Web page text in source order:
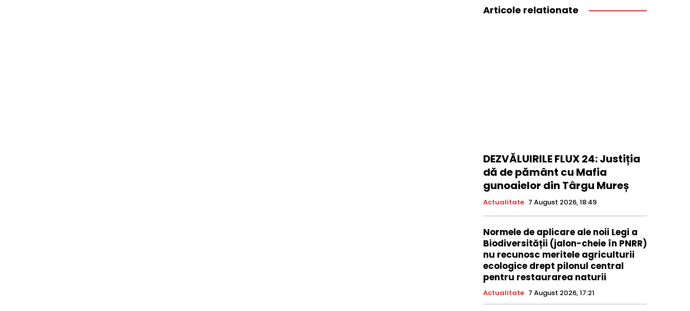
Articole relationate
DEZVĂLUIRILE FLUX 24: Justiția
dă de pământ cu Mafia
gunoaielor din Târgu Mureș
Actualitate 7 August 2026, 18:49
Normele de aplicare ale noii Legi a
Biodiversității (jalon-cheie în PNRR)
nu recunosc meritele agriculturii
ecologice drept pilonul central
pentru restaurarea naturii
Actualitate 7 August 2026, 17:21